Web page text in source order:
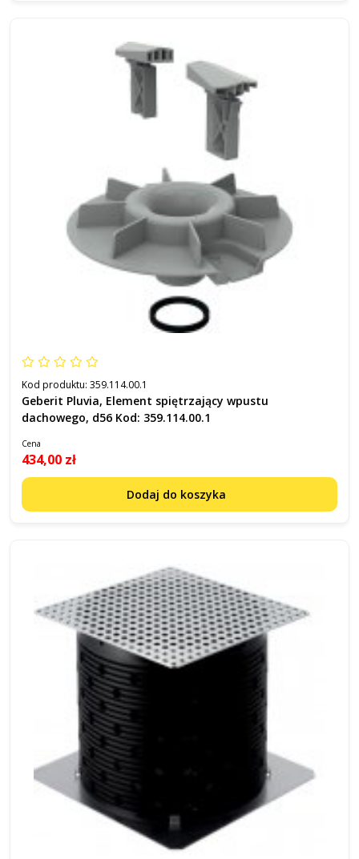
Kod produktu: 359.114.00.1
Geberit Pluvia, Element spiętrzający wpustu
dachowego, d56 Kod: 359.114.00.1
Cena
434,00 zł
Dodaj do koszyka